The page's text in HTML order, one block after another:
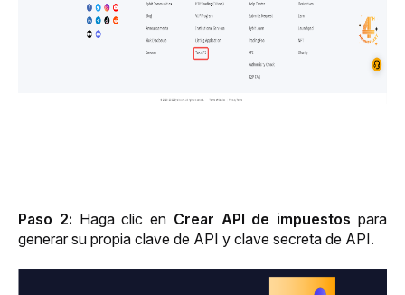
Paso 2: Haga clic en Crear API de impuestos para
generar su propia clave de API y clave secreta de API.